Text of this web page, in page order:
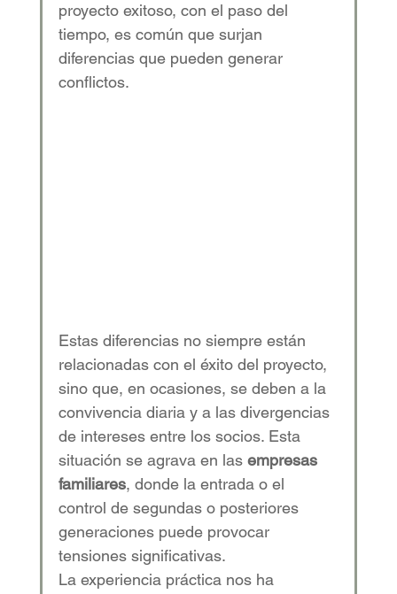
proyecto exitoso, con el paso del
tiempo, es común que surjan
diferencias que pueden generar
conflictos.
Estas diferencias no siempre están
relacionadas con el éxito del proyecto,
sino que, en ocasiones, se deben a la
convivencia diaria y a las divergencias
de intereses entre los socios. Esta
situación se agrava en las empresas
familiares, donde la entrada o el
control de segundas o posteriores
generaciones puede provocar
tensiones significativas.
La experiencia práctica nos ha